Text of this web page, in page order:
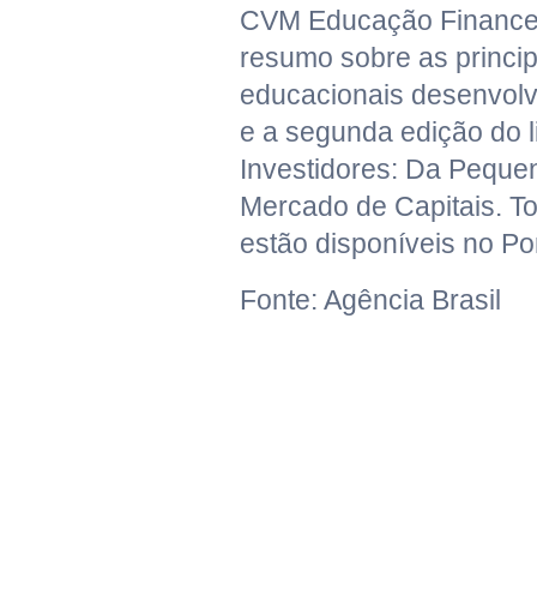
CVM Educação
resumo sobre as
educacionais
e a segunda edição do
Investidores: Da
Mercado de Capitais.
estão disponíveis no
Fonte: Agência Brasil